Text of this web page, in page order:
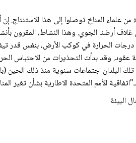
إن هناك إجماعا علميا طاغيا على ان ارتفاع درجة حرارة الأرض هو من صنع الانسان في الغالب: إذ
أرضنا الجوي. وهذا النشاط، المقرون
درجات الحرارة في كوكب الأرض، بنفس قدر
وقد بدأت التحذيرات من الاحتباس
عقدت تلك البلدان اجتماعات سنوية منذ ذلك
البيئة